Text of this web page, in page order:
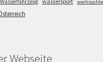
Wasserfahrzeug
Webseite